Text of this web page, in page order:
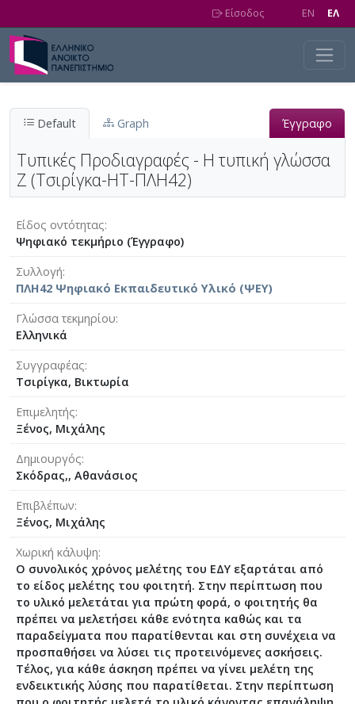
Είσοδος EN EΛ
Default Graph Έγγραφο
Τυπικές Προδιαγραφές - Η τυπική γλώσσα
Ζ (Τσιρίγκα-ΗΤ-ΠΛΗ42)
Είδος οντότητας
Ψηφιακό τεκμήριο (Έγγραφο)
Συλλογή
ΠΛΗ42 Ψηφιακό Εκπαιδευτικό Υλικό (ΨΕΥ)
Γλώσσα τεκμηρίου
Ελληνικά
Συγγραφέας
Τσιρίγκα, Βικτωρία
Επιμελητής
Ξένος, Μιχάλης
Δημιουργός
Σκόδρας,, Αθανάσιος
Επιβλέπων
Ξένος, Μιχάλης
Χωρική κάλυψη
Ο συνολικός χρόνος μελέτης του ΕΔΥ εξαρτάται από
το είδος μελέτης του φοιτητή. Στην περίπτωση που
το υλικό μελετάται για πρώτη φορά, ο φοιτητής θα
πρέπει να μελετήσει κάθε ενότητα καθώς και τα
παραδείγματα που παρατίθενται και στη συνέχεια να
προσπαθήσει να λύσει τις προτεινόμενες ασκήσεις.
Τέλος, για κάθε άσκηση πρέπει να γίνει μελέτη της
ενδεικτικής λύσης που παρατίθεται. Στην περίπτωση